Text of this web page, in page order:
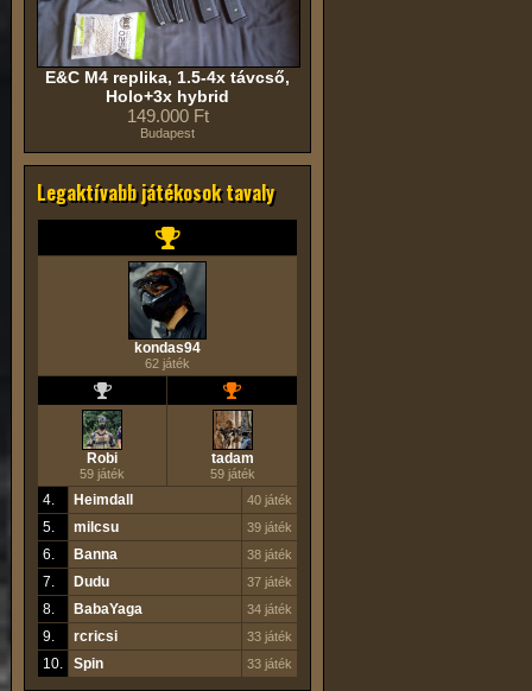
E&C M4 replika, 1.5-4x távcső,
Holo+3x hybrid
149.000 Ft
Budapest
Legaktívabb játékosok tavaly
kondas94
62 játék
Robi
59 játék
tadam
59 játék
4. Heimdall 40 játék
5. milcsu 39 játék
6. Banna 38 játék
7. Dudu 37 játék
8. BabaYaga 34 játék
9. rcricsi 33 játék
10. Spin 33 játék